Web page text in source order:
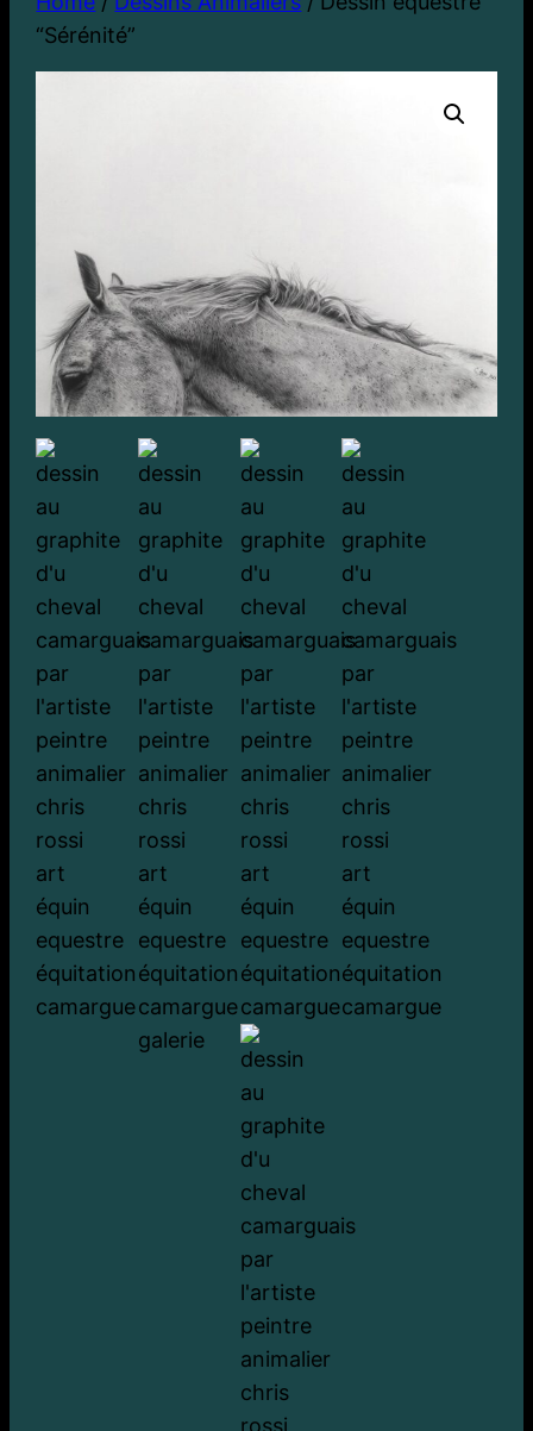
“Sérénité”